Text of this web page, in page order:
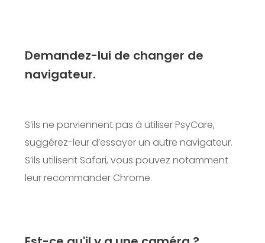
Demandez-lui de changer de
navigateur.
S’ils ne parviennent pas à utiliser PsyCare,
suggérez-leur d’essayer un autre navigateur.
S’ils utilisent Safari, vous pouvez notamment
leur recommander Chrome.